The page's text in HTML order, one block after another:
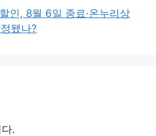
인, 8월 6일 종료·온누리상
됐나?
.